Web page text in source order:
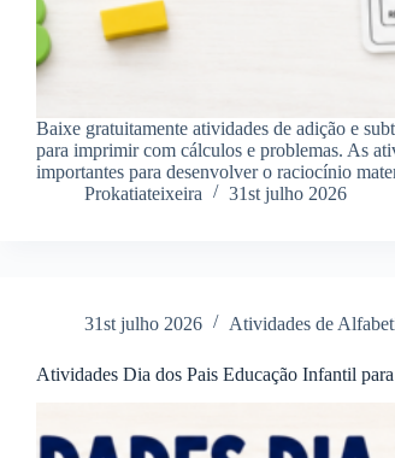
Baixe gratuitamente atividades de adição e
para imprimir com cálculos e problemas. As
importantes para desenvolver o raciocínio
Prokatiateixeira
31st julho 2026
31st julho 2026 Atividades de
Atividades Dia dos Pais Educação Infantil